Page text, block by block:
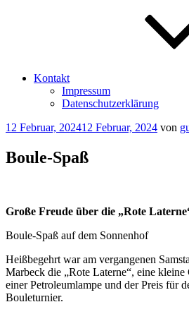
Kontakt
Impressum
Datenschutzerklärung
Veröffentlicht
12 Februar, 202412 Februar, 2024 von
Boule-Spaß
Große Freude über die „Rote
Boule-Spaß auf dem Sonnenhof
Heißbegehrt war am vergangenen
Marbeck die „Rote Laterne“, eine
einer Petroleumlampe und der Preis für
Bouleturnier.